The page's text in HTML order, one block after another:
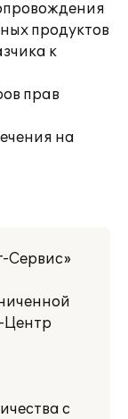
продуктов
к
прав
на
Сервис»
Центр
с